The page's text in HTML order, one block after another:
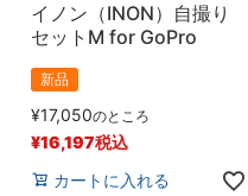
イノン（INON）自撮り
セットM for GoPro
新品
¥17,050のところ
¥16,197税込
カートに入れる